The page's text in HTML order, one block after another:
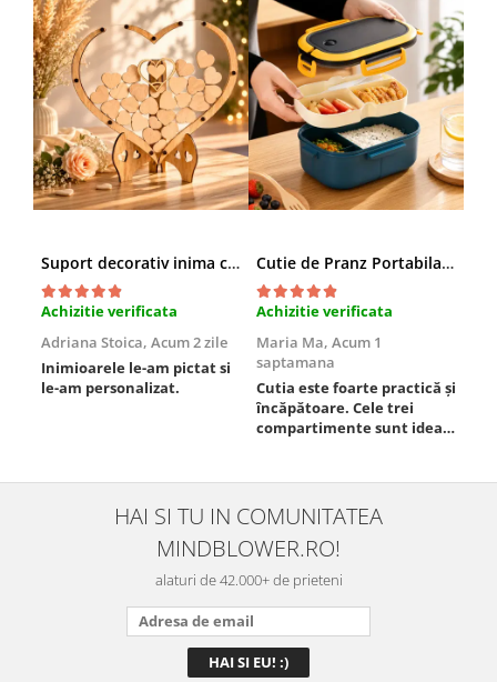
Suport decorativ inima cu mesaje, Cadou cu suflet
Achizitie verificata
Adriana Stoica, Acum 2 zile
Inimioarele le-am pictat si
le-am personalizat.
Cutie de Pranz Portabila cu Compartimente
Achizitie verificata
Maria Ma, Acum 1
saptamana
Cutia este foarte practică și
încăpătoare. Cele trei
compartimente sunt ideale
este sigură, fără scurgeri. O
folosesc aproape zilnic la
serviciu și sunt foarte
mulțumită.
HAI SI TU IN COMUNITATEA
MINDBLOWER.RO!
alaturi de 42.000+ de prieteni